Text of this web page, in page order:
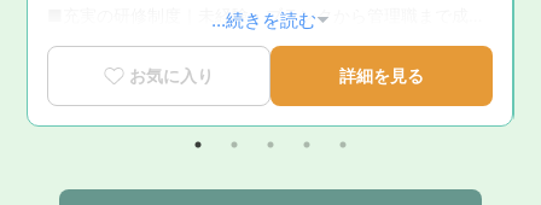
■充実の研修制度｜未経験・ブランクから管理職まで成長
を徹底サポート
■育休復帰率100％！｜ライフステージの変化に寄り添う
手厚いサポート体制
■新卒3年定着率95.5％｜「社員が転職活動をしなくてい
い環境」を追求した実績
...続きを読む
お気に入り 詳細を見る